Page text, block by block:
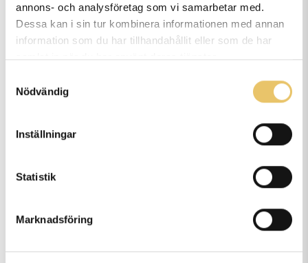
annons- och analysföretag som vi samarbetar med.
Dessa kan i sin tur kombinera informationen med annan
information som du har tillhandahållit eller som de har
samlat in när du har använt deras tjänster.
Nödvändig
Inställningar
Statistik
Marknadsföring
Lärare
Vanliga frågor och svar